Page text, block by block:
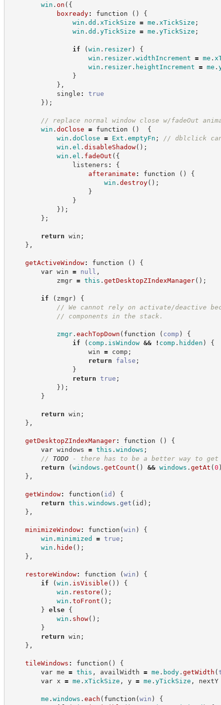
win . on ( {
boxready: function ( )
{
win . dd . xTickSize = me . xTickSize ;
win . dd . yTickSize = me . yTickSize ;
if (win . resizer)
{
win . resizer. widthIncrement = me .
win . resizer. heightIncrement = me .
}
} ,
single :
true
} ) ;
// replace normal window close w/fadeOut
win . doClose = function ( )
{
win . doClose = Ext . emptyFn ; // dblclick
win . el . disableShadow( ) ;
win . el . fadeOut ( {
listeners :
{
afteranimate : function ( )
{
win . destroy( ) ;
}
}
} ) ;
} ;
return win ;
} ,
getActiveWindow: function ( )
{
var win = null ,
zmgr = this . getDesktopZIndexManager( ) ;
if ( zmgr)
{
// We cannot rely on activate/deactive
// components in the stack.
zmgr. eachTopDown ( function ( comp )
{
if
( comp . isWindow && ! comp . hidden )
{
win = comp ;
return
false ;
}
return true ;
} ) ;
}
return win ;
} ,
getDesktopZIndexManager: function ( )
{
var windows = this . windows ;
//
TODO - there has to be a better way to
return
(windows . getCount ( ) && windows . getAt (0
} ,
getWindow: function ( id )
{
return this . windows . get ( id ) ;
} ,
minimizeWindow: function (win )
{
win . minimized = true ;
win . hide ( ) ;
} ,
restoreWindow: function (win )
{
if
(win . isVisible ( ) )
{
win . restore ( ) ;
win . toFront ( ) ;
} else
{
win . show( ) ;
}
return win ;
} ,
tileWindows : function ( )
{
var me = this , availWidth = me . body. getWidth (
var x = me . xTickSize , y = me . yTickSize ,
me . windows . each ( function (win )
{